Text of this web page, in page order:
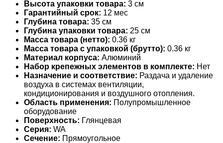
Высота упаковки товара: 3 см
Гарантийный срок: 12 мес
Глубина товара: 35 см
Глубина упаковки товара: 25 см
Масса товара (нетто): 0.36 кг
Масса товара с упаковкой (брутто): 0.36 кг
Материал корпуса: Алюминий
Набор крепежных элементов в комплекте: Нет
Назначение и соответствие: Раздача и удаление
воздуха в системах вентиляции,
кондиционирования и воздушного отопления.
Область применения: Полупромышленное
оборудование
Поверхность: Глянцевая
Серия: WA
Сечение: Прямоугольное